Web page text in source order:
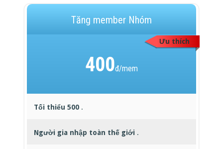
Ưu thích
Tăng member Nhóm
400đ/mem
Tối thiểu 500 .
Người gia nhập toàn thế giới .